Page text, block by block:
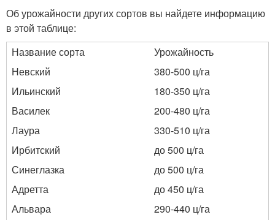
Об урожайности других сортов вы найдете информацию
в этой таблице:
Название сорта
Урожайность
Невский
380-500 ц/га
Ильинский
180-350 ц/га
Василек
200-480 ц/га
Лаура
330-510 ц/га
Ирбитский
до 500 ц/га
Синеглазка
до 500 ц/га
Адретта
до 450 ц/га
Альвара
290-440 ц/га